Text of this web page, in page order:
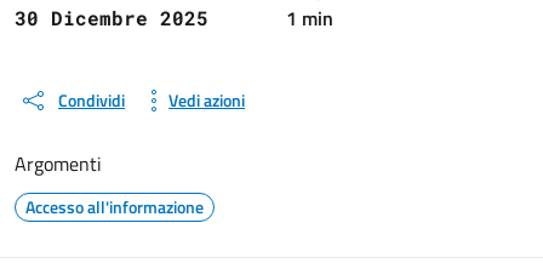
30 Dicembre 2025
1 min
Condividi Vedi azioni
Argomenti
Accesso all'informazione